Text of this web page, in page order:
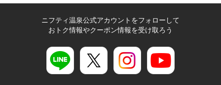
ニフティ温泉公式アカウントをフォローして
おトク情報やクーポン情報を受け取ろう